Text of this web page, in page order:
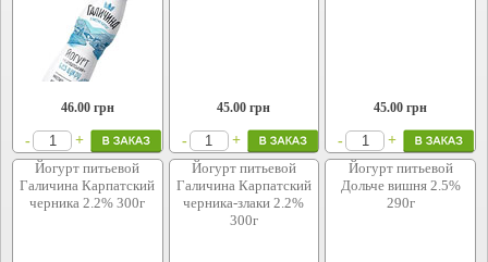
46.00грн
- +
45.00 грн
- +
45.00 грн
-
+
Йогурт питьевой
Галичина Карпатский
черника 2.2% 300г
Йогурт питьевой
Галичина Карпатский
черника-злаки 2.2%
300г
Йогурт питьевой
Дольче вишня 2.5%
290г